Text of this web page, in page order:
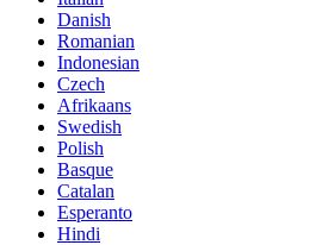
Danish
Romanian
Indonesian
Czech
Afrikaans
Swedish
Polish
Basque
Catalan
Esperanto
Hindi